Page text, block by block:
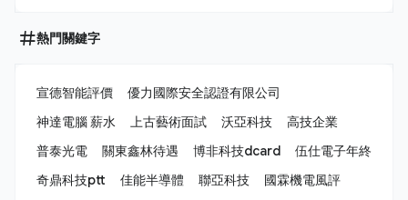
熱門關鍵字
宣德智能評價
優力國際安全認證有限公司
神達電腦 薪水
上古藝術面試 沃亞科技
高技企業
普泰光電
關東鑫林待遇 博非科技dcard
伍仕電子年終
奇鼎科技ptt
佳能半導體 聯亞科技
國霖機電風評